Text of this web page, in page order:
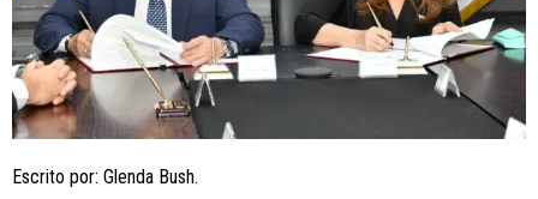
Escrito por: Glenda Bush.